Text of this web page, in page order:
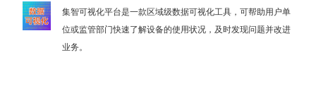
集智可视化平台是一款区域级数据可视化工具，可帮助用户单
位或监管部门快速了解设备的使用状况，及时发现问题并改进
业务。